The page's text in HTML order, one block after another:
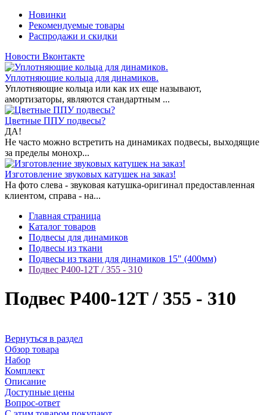
Новинки
Рекомендуемые товары
Распродажи и скидки
Новости Вконтакте
Уплотняющие кольца для динамиков.
Уплотняющие кольца или как их еще называют,
амортизаторы, являются стандартным ...
Цветные ППУ подвесы?
ДА!
Не часто можно встретить на динамиках подвесы, выходящие
за пределы монохр...
Изготовление звуковых катушек на заказ!
На фото слева - звуковая катушка-оригинал предоставленная
клиентом, справа - на...
Главная страница
Каталог товаров
Подвесы для динамиков
Подвесы из ткани
Подвесы из ткани для динамиков 15" (400мм)
Подвес Р400-12T / 355 - 310
Подвес Р400-12T / 355 - 310
Вернуться в раздел
Обзор товара
Набор
Комплект
Описание
Доступные цены
Вопрос-ответ